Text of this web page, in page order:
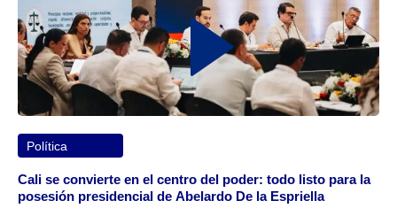
Política
Cali se convierte en el centro del poder: todo listo para la
posesión presidencial de Abelardo De la Espriella